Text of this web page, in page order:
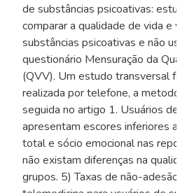
de substâncias psicoativas:
comparar a qualidade de vida e
substâncias psicoativas e não
questionário Mensuração da
(QVV). Um estudo transversal
realizada por telefone, a
seguida no artigo 1. Usuários de
apresentam escores inferiores a
total e sócio emocional nas
não existam diferenças na
grupos. 5) Taxas de não-adesão